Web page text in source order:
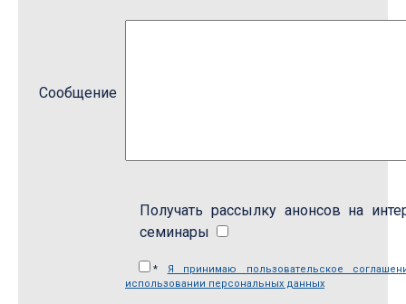
Сообщение
Получать рассылку анонсов на
семинары
*
Я принимаю пользовательское
использовании персональных данных